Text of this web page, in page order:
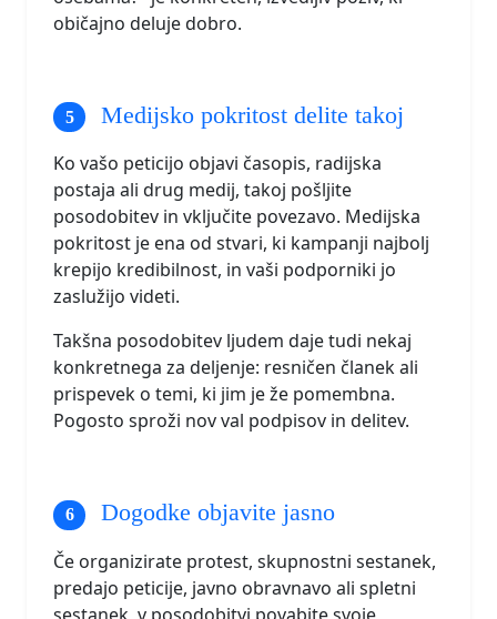
običajno deluje dobro.
Medijsko pokritost delite takoj
Ko vašo peticijo objavi časopis, radijska
postaja ali drug medij, takoj pošljite
posodobitev in vključite povezavo. Medijska
pokritost je ena od stvari, ki kampanji najbolj
krepijo kredibilnost, in vaši podporniki jo
zaslužijo videti.
Takšna posodobitev ljudem daje tudi nekaj
konkretnega za deljenje: resničen članek ali
prispevek o temi, ki jim je že pomembna.
Pogosto sproži nov val podpisov in delitev.
Dogodke objavite jasno
Če organizirate protest, skupnostni sestanek,
predajo peticije, javno obravnavo ali spletni